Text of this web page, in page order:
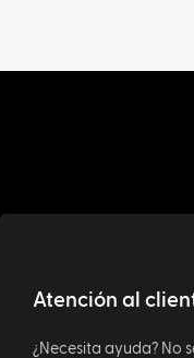
Atención al
¿Necesita ayuda? No